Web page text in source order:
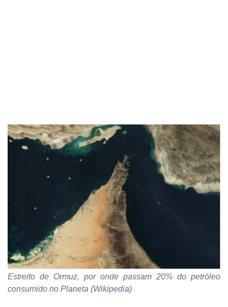
Estreito de Ormuz, por onde passam 20% do petróleo
consumido no Planeta (Wikipedia)